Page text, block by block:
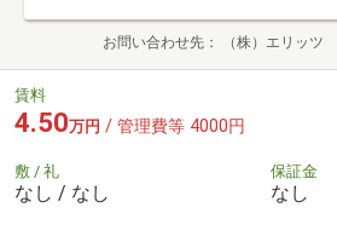
お問い合わせ先 （株）エリッ
賃料
4.50万円 / 管理費等 4000円
敷 / 礼
なし / なし
保証金
なし